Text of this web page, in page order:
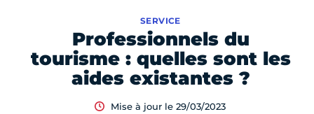
Professionnels du
tourisme : quelles sont les
aides existantes ?
SERVICE
Mise à jour le 29/03/2023